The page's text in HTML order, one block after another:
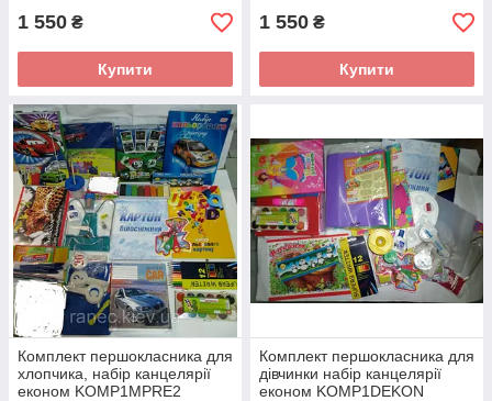
1 550 ₴
Купити
1 550 ₴
Купити
Комплект першокласника для
хлопчика, набір канцелярії
економ KOMP1MPRE2
Комплект першокласника для
дівчинки набір канцелярії
економ KOMP1DEKON